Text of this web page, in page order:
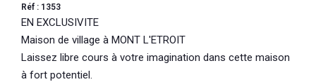
Réf : 1353
EN EXCLUSIVITE
Maison de village à MONT L'ETROIT
Laissez libre cours à votre imagination dans cette maison
à fort potentiel.